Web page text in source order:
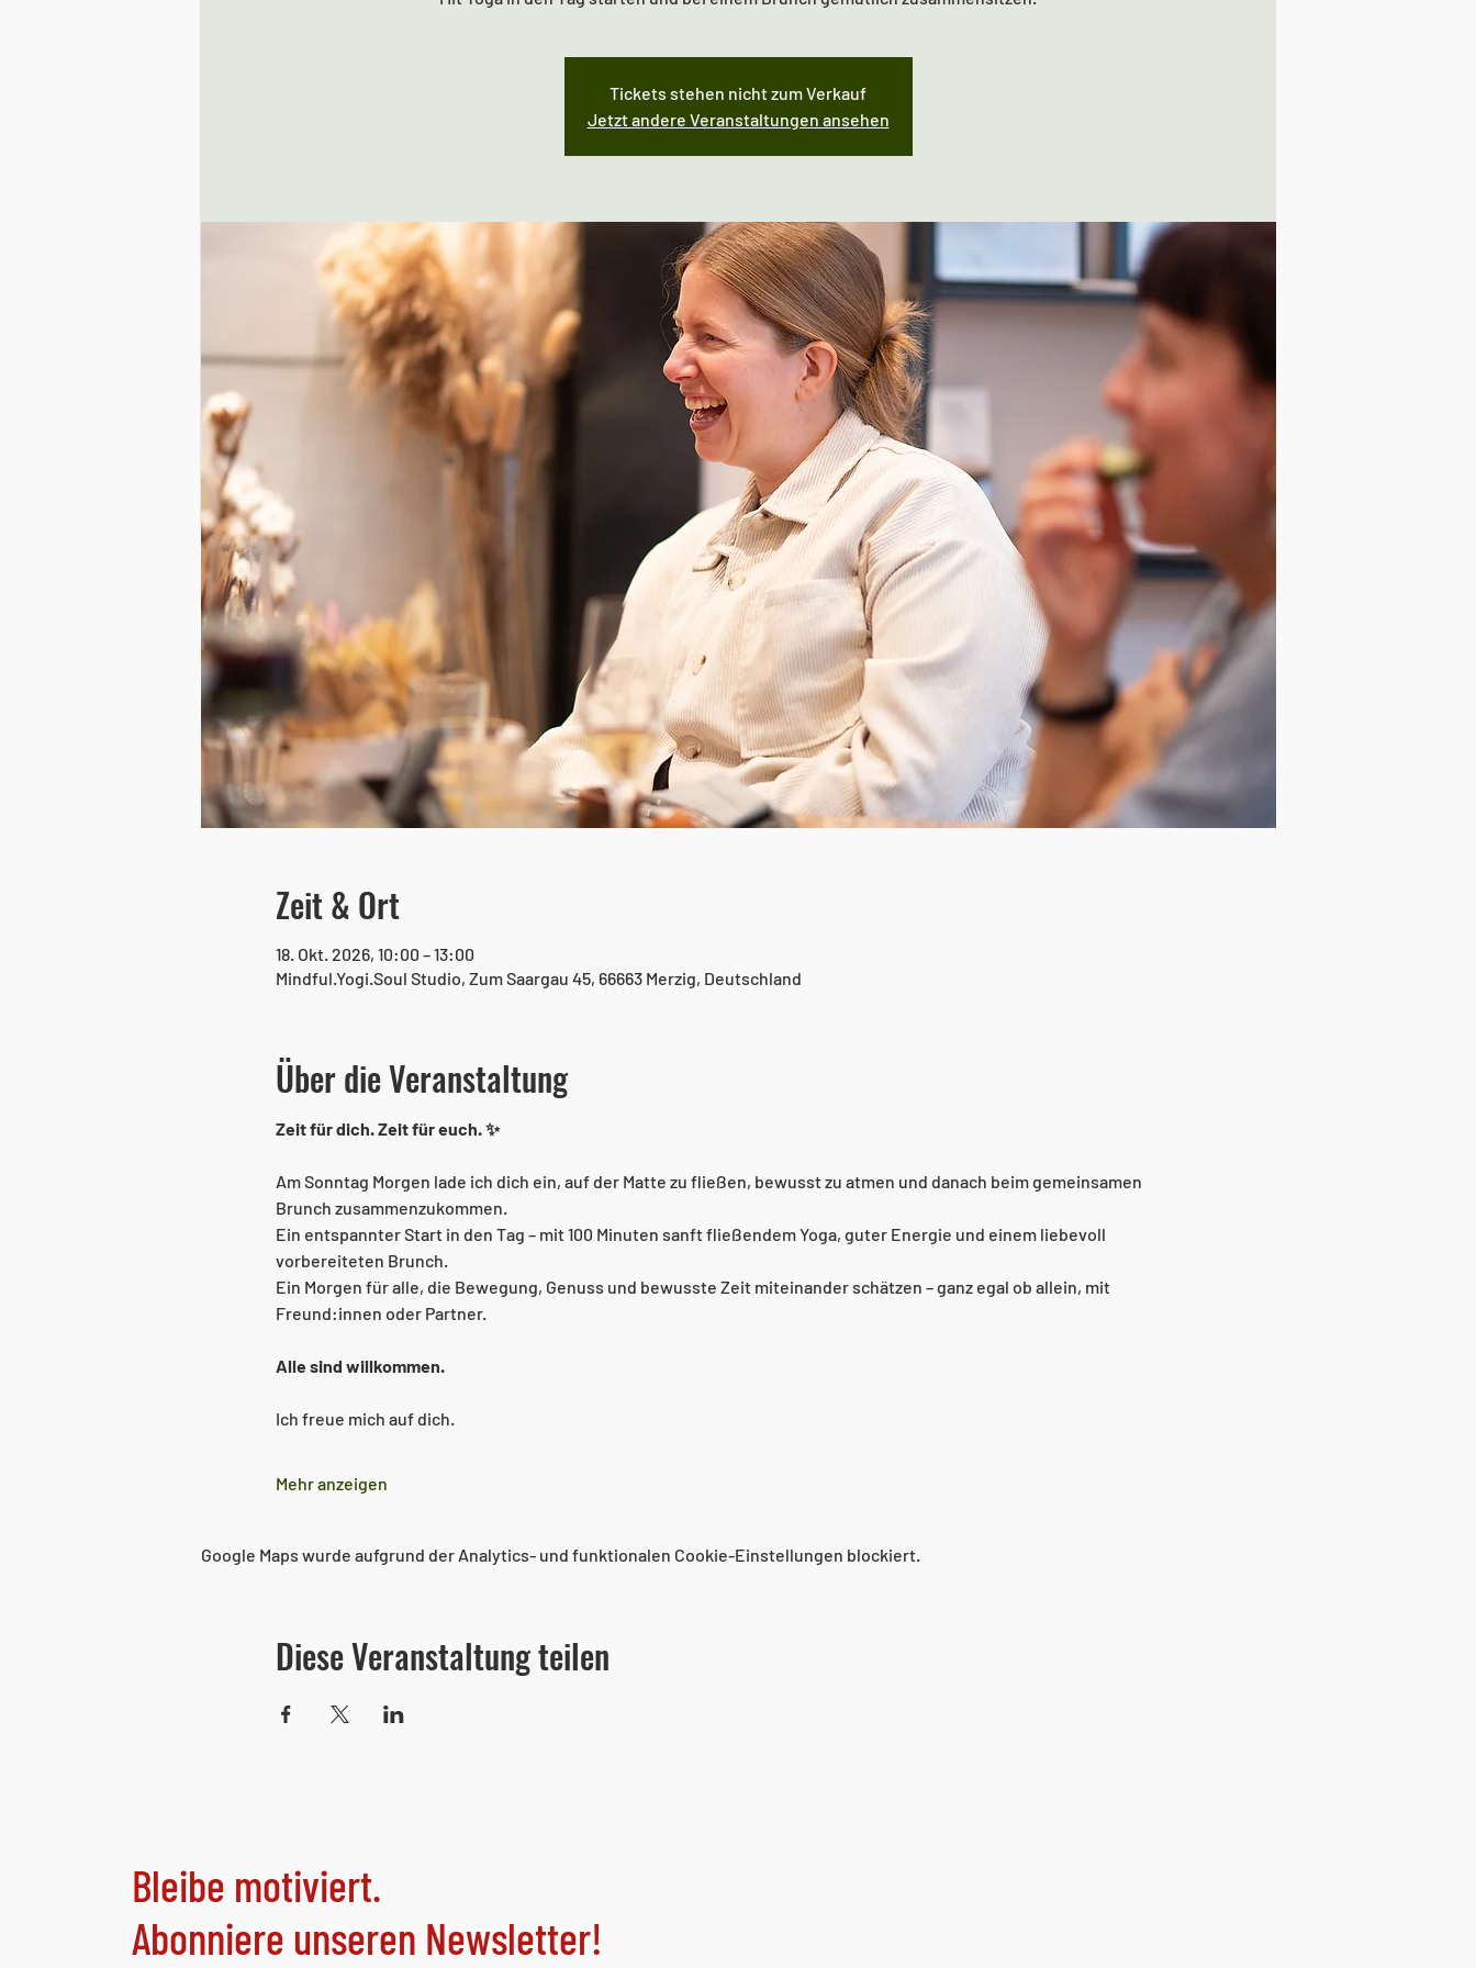
Tickets stehen nicht zum Verkauf
Jetzt andere Veranstaltungen ansehen
Zeit & Ort
18. Okt. 2026, 10:00 – 13:00
Mindful.Yogi.Soul Studio, Zum Saargau 45, 66663 Merzig, Deutschland
Über die Veranstaltung
Zeit für dich. Zeit für euch. ✨
Am Sonntag Morgen lade ich dich ein, auf der Matte zu fließen, bewusst zu atmen und danach beim gemeinsamen
Brunch zusammenzukommen.
Ein entspannter Start in den Tag – mit 100 Minuten sanft fließendem Yoga, guter Energie und einem liebevoll
vorbereiteten Brunch.
Ein Morgen für alle, die Bewegung, Genuss und bewusste Zeit miteinander schätzen – ganz egal ob allein, mit
Freund:innen oder Partner.
Alle sind willkommen.
Ich freue mich auf dich.
Mehr anzeigen
Google Maps wurde aufgrund der Analytics- und funktionalen Cookie-Einstellungen blockiert.
Diese Veranstaltung teilen
Bleibe motiviert.
Abonniere unseren Newsletter!